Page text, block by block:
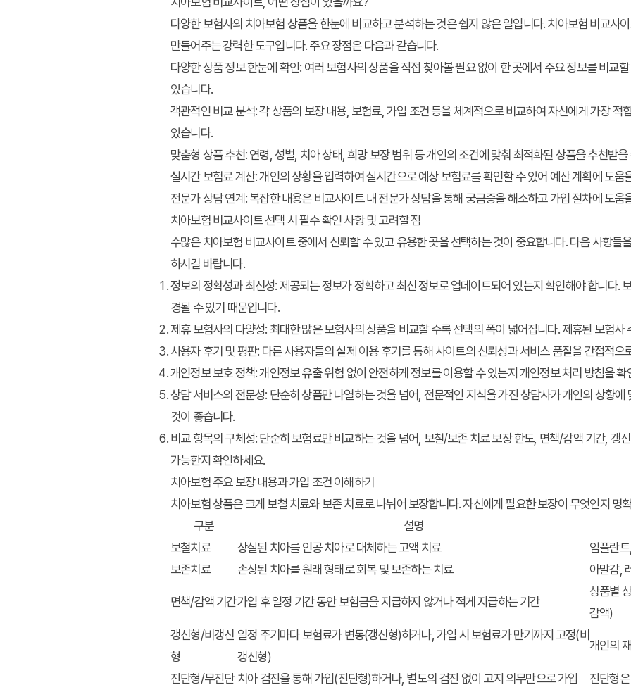
다양한 보험사의 치아보험 상품을 한눈에 비교하고 분석하는 것은 쉽지 않은 일입니다. 치아보험 비교사
만들어주는 강력한 도구입니다. 주요 장점은 다음과 같습니다.
다양한 상품 정보 한눈에 확인: 여러 보험사의 상품을 직접 찾아볼 필요 없이 한 곳에서 주요 정보를 비교
있습니다.
객관적인 비교 분석:각 상품의 보장 내용, 보험료, 가입 조건 등을 체계적으로 비교하여 자신에게 가장 적
있습니다.
맞춤형 상품 추천:연령, 성별, 치아 상태, 희망 보장 범위 등 개인의 조건에 맞춰 최적화된 상품을 추천받을
실시간 보험료 계산:개인의 상황을 입력하여 실시간으로 예상 보험료를 확인할 수 있어 예산 계획에 도움
전문가 상담 연계:복잡한 내용은 비교사이트 내 전문가 상담을 통해 궁금증을 해소하고 가입 절차에 도움
치아보험 비교사이트 선택 시 필수 확인 사항 및 고려할 점
수많은 치아보험 비교사이트 중에서 신뢰할 수 있고 유용한 곳을 선택하는 것이 중요합니다. 다음 사항들
하시길 바랍니다.
정보의 정확성과 최신성:제공되는 정보가 정확하고 최신 정보로 업데이트되어 있는지 확인해야 합니다.
경될 수 있기 때문입니다.
제휴 보험사의 다양성:최대한 많은 보험사의 상품을 비교할 수록 선택의 폭이 넓어집니다. 제휴된 보험사
사용자 후기 및 평판: 다른 사용자들의 실제 이용 후기를 통해 사이트의 신뢰성과 서비스 품질을 간접적으
개인정보 보호 정책:개인정보 유출 위험 없이 안전하게 정보를 이용할 수 있는지 개인정보 처리 방침을 확
상담 서비스의 전문성: 단순히 상품만 나열하는 것을 넘어, 전문적인 지식을 가진 상담사가 개인의 상황
것이 좋습니다.
비교 항목의 구체성:단순히 보험료만 비교하는 것을 넘어, 보철/보존 치료 보장 한도, 면책/감액 기간, 갱
가능한지 확인하세요.
치아보험 주요 보장 내용과 가입 조건 이해하기
치아보험 상품은 크게 보철 치료와 보존 치료로 나뉘어 보장합니다. 자신에게 필요한 보장이 무엇인지 명
구분
설명
보철치료
상실된 치아를 인공 치아로 대체하는 고액 치료
임플란
보존치료
손상된 치아를 원래 형태로 회복 및 보존하는 치료 아말감,
면책/감액 기간가입 후 일정 기간 동안 보험금을 지급하지 않거나 적게 지급하는 기간
상품별
감액)
갱신형/비갱신
형
일정 주기마다 보험료가 변동(갱신형)하거나, 가입 시 보험료가 만기까지 고정(비
갱신형)
개인의
진단형/무진단 치아 검진을 통해 가입(진단형)하거나, 별도의 검진 없이 고지 의무만으로 가입
진단형